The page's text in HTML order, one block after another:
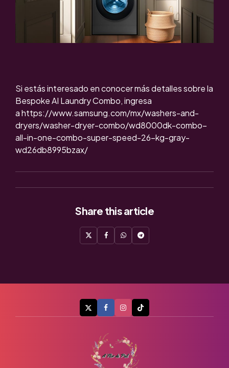
Si estás interesado en conocer más detalles sobre la
Bespoke AI Laundry Combo, ingresa
ahttps://www.samsung.com/mx/washers-and-
dryers/washer-dryer-combo/wd8000dk-combo–
all-in-one-combo-super-speed-26-kg-gray-
wd26db8995bzax/
Share this article